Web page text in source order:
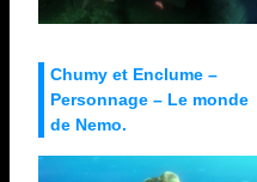
Chumy et Enclume –
Personnage – Le monde
de Nemo.